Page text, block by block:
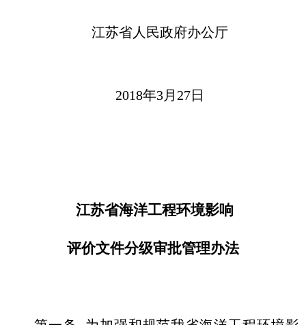
江苏省人民政府办公厅
2018年3月27日
江苏省海洋工程环境影响
评价文件分级审批管理办法